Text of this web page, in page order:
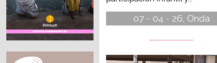
07 - 04 - 26, Onda